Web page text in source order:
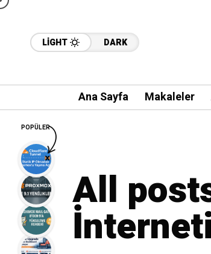
LIGHT DARK
Ana Sayfa Makaleler
All
POPÜLER